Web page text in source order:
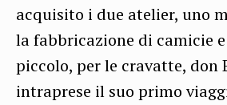
acquisito i due atelier, uno
la fabbricazione di camicie
piccolo, per le cravatte, don
intraprese il suo primo